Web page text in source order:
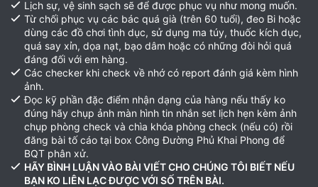
Lịch sự, vệ sinh sạch sẽ để được phục vụ như mong muốn.
Từ chối phục vụ các bác quá già (trên 60 tuổi), đeo Bi hoặc
dùng các đồ chơi tình dục, sử dụng ma túy, thuốc kích dục,
quá say xỉn, dọa nạt, bạo dâm hoặc có những đòi hỏi quá
đáng đối với em hàng.
Các checker khi check về nhớ có report đánh giá kèm hình
ảnh.
Đọc kỹ phần đặc điểm nhận dạng của hàng nếu thấy ko
đúng hãy chụp ảnh màn hình tin nhắn set lịch hẹn kèm ảnh
chụp phòng check và chìa khóa phòng check (nếu có) rồi
đăng bài tố cáo tại box Công Đường Phủ Khai Phong để
BQT phân xử.
HÃY BÌNH LUẬN VÀO BÀI VIẾT CHO CHÚNG TÔI BIẾT NẾU
BẠN KO LIÊN LẠC ĐƯỢC VỚI SỐ TRÊN BÀI.